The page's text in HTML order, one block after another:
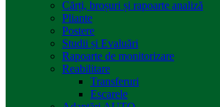
Cărți, broșuri și rapoarte analiză
Pliante
Postere
Studii și Evaluări
Rapoarte de monitorizare
Reabilitare
Transferuri
Escarele